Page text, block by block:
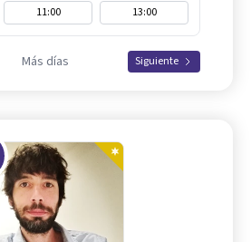
11:00 13:00
Más días Siguiente